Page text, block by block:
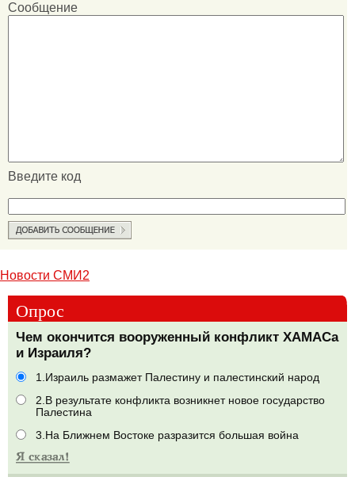
Сообщение
Введите код
Новости СМИ2
Опрос
Чем окончится вооруженный конфликт ХАМАСа
и Израиля?
1.Израиль размажет Палестину и палестинский народ
2.В результате конфликта возникнет новое государство
Палестина
3.На Ближнем Востоке разразится большая война